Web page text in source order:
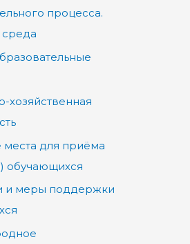
процесса.
среда
хозяйственная
места для приёма
обучающихся
и меры поддержки